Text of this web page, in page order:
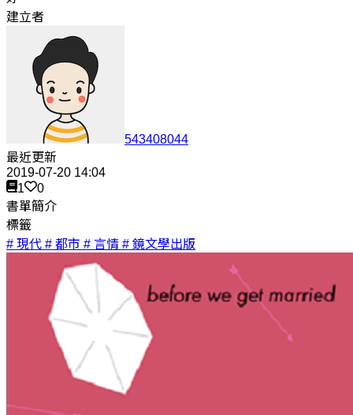
建立者
543408044
最近更新
2019-07-20 14:04
1
0
書單簡介
標籤
# 現代 # 都市 # 言情 # 鏡文學出版